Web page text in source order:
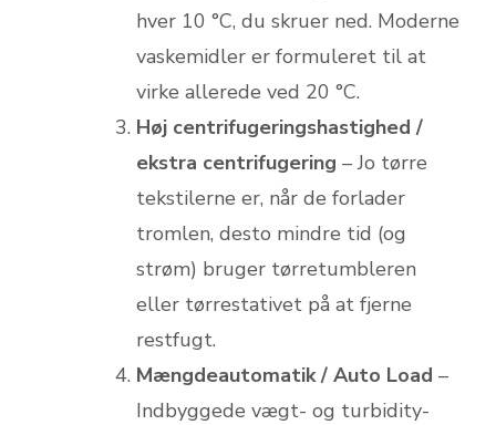
hver 10 °C, du skruer ned. Moderne
vaskemidler er formuleret til at
virke allerede ved 20 °C.
Høj centrifugeringshastighed /
ekstra centrifugering – Jo tørre
tekstilerne er, når de forlader
tromlen, desto mindre tid (og
strøm) bruger tørretumbleren
eller tørrestativet på at fjerne
restfugt.
Mængdeautomatik / Auto Load –
Indbyggede vægt- og turbidity-